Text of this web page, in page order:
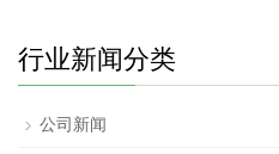
行业新闻分类
公司新闻